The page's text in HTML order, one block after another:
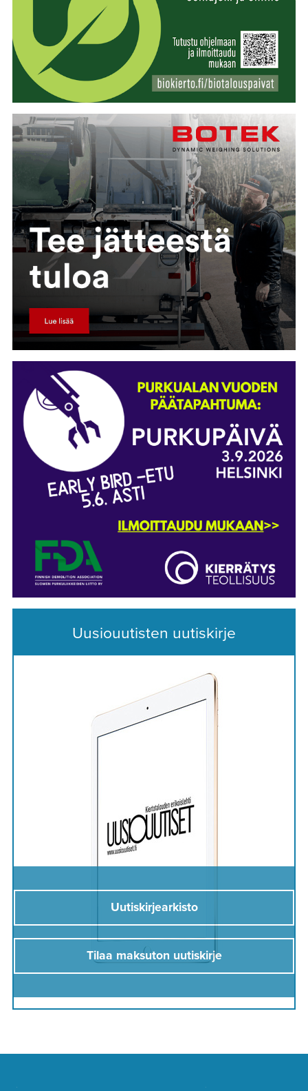
Uusiouutisten uutiskirje
Uutiskirjearkisto
Tilaa maksuton uutiskirje